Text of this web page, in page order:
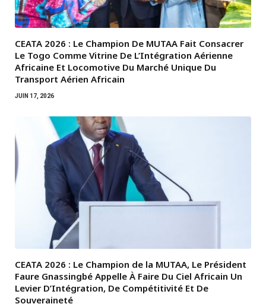
CEATA 2026 : Le Champion De MUTAA Fait Consacrer
Le Togo Comme Vitrine De L’Intégration Aérienne
Africaine Et Locomotive Du Marché Unique Du
Transport Aérien Africain
JUIN 17, 2026
CEATA 2026 : Le Champion de la MUTAA, Le Président
Faure Gnassingbé Appelle À Faire Du Ciel Africain Un
Levier D’Intégration, De Compétitivité Et De
Souveraineté